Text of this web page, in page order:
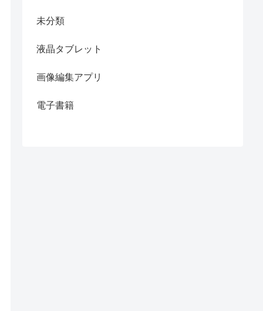
未分類
液晶タブレット
画像編集アプリ
電子書籍